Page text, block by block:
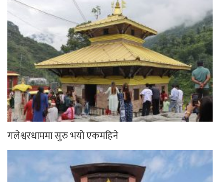
गलेश्वरधाममा सुरु भयो एकमहिने